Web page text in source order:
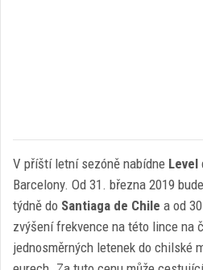
V příští letní sezóně nabídne Level
Barcelony. Od 31. března 2019
týdně do Santiaga de Chile a od
zvýšení frekvence na této lince na
jednosměrných letenek do chilské